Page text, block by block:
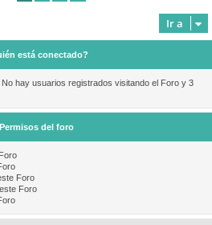
Ir a
está conectado?
hay usuarios registrados visitando el Foro y 3
Permisos del foro
Foro
Foro